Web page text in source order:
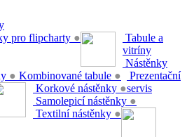
pro flipcharty ●
Tabule a
vitríny
● Kombinované tabule ●
Nástěnky
Korkové nástěnky ●
Samolepicí nástěnky ●
Textilní nástěnky ●
Prezentační
servis